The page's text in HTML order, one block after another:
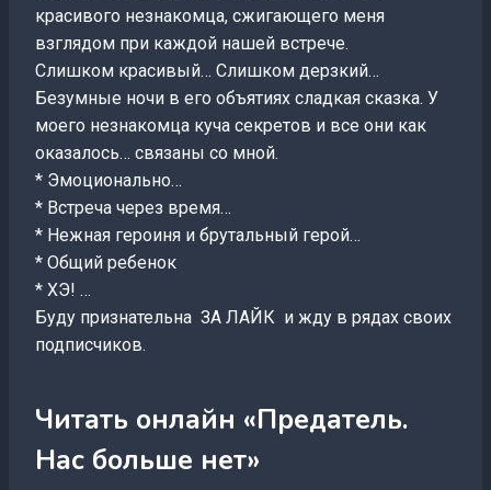
красивого незнакомца, сжигающего меня
взглядом при каждой нашей встрече.
Слишком красивый… Слишком дерзкий…
Безумные ночи в его объятиях сладкая сказка. У
моего незнакомца куча секретов и все они как
оказалось… связаны со мной.
* Эмоционально…
* Встреча через время…
* Нежная героиня и брутальный герой…
* Общий ребенок
* ХЭ! …
Буду признательна ЗА ЛАЙК и жду в рядах своих
подписчиков.
Читать онлайн «Предатель.
Нас больше нет»